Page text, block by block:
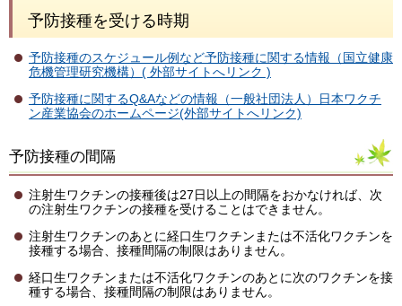
予防接種を受ける時期
予防接種のスケジュール例など予防接種に関する情報（国立健康
危機管理研究機構）( 外部サイトへリンク )
予防接種に関するQ&Aなどの情報（一般社団法人）日本ワクチ
ン産業協会のホームページ(外部サイトへリンク)
予防接種の間隔
注射生ワクチンの接種後は27日以上の間隔をおかなければ、次
の注射生ワクチンの接種を受けることはできません。
注射生ワクチンのあとに経口生ワクチンまたは不活化ワクチンを
接種する場合、接種間隔の制限はありません。
経口生ワクチンまたは不活化ワクチンのあとに次のワクチンを接
種する場合、接種間隔の制限はありません。